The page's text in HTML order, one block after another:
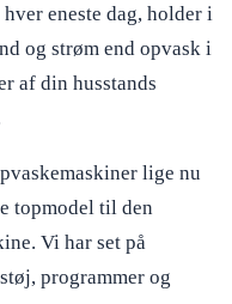
eneste dag, holder i
og strøm end opvask i
af din husstands
lige nu
topmodel til den
Vi har set på
programmer og